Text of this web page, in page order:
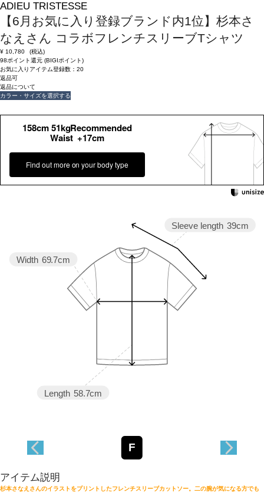
ADIEU TRISTESSE
【6月お気に入り登録ブランド内1位】杉本さ
なえさん コラボフレンチスリーブTシャツ
¥ 10,780
(税込)
98ポイント還元 (BIGIポイント)
お気に入りアイテム登録数： 20
返品可
返品について
カラー・サイズを選択する
158cm 51kgRecommended
Waist +17cm
Find out more on your body type
Sleeve length 39cm
Length 58.7cm
Width 69.7cm
F
アイテム説明
杉本さなえさんのイラストをプリントしたフレンチスリーブカットソー。二の腕が気になる方でも